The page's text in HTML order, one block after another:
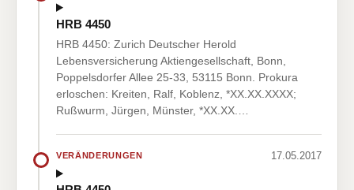
HRB 4450
HRB 4450: Zurich Deutscher Herold
Lebensversicherung Aktiengesellschaft, Bonn,
Poppelsdorfer Allee 25-33, 53115 Bonn. Prokura
erloschen: Kreiten, Ralf, Koblenz, *XX.XX.XXXX;
Rußwurm, Jürgen, Münster, *XX.XX.…
VERÄNDERUNGEN 17.05.2017